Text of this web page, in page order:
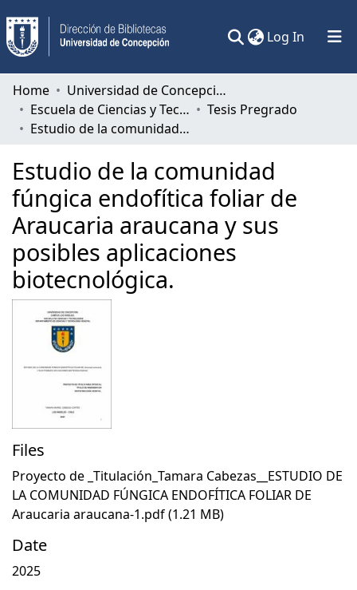
Log In (current)
Communities & Collections
All of DSpace
Home
Universidad de Concepción
Escuela de Ciencias y Tecnologías
Tesis Pregrado
Estudio de la comunidad fúngica endofítica foliar de Araucaria araucana y sus posibles aplicaciones biotecnológica.
Estudio de la comunidad
fúngica endofítica foliar de
Araucaria araucana y sus
posibles aplicaciones
biotecnológica.
Files
Proyecto de _Titulación_Tamara Cabezas__ESTUDIO DE
LA COMUNIDAD FÚNGICA ENDOFÍTICA FOLIAR DE
Araucaria araucana-1.pdf(1.21 MB)
Date
2025